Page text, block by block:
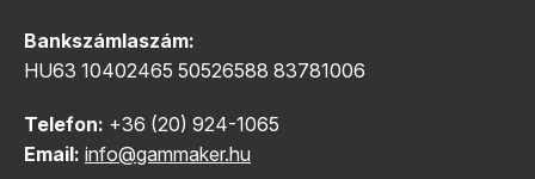
Bankszámlaszám:
HU63 10402465 50526588 83781006
Telefon: +36 (20) 924-1065
Email: info@gammaker.hu